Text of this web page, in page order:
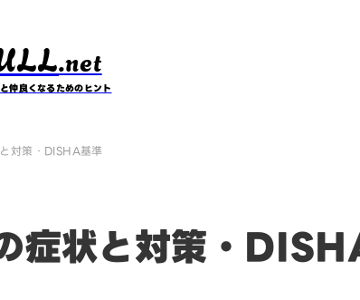
.net
仲良くなるためのヒント
対策・DISHA基準
症状と対策・